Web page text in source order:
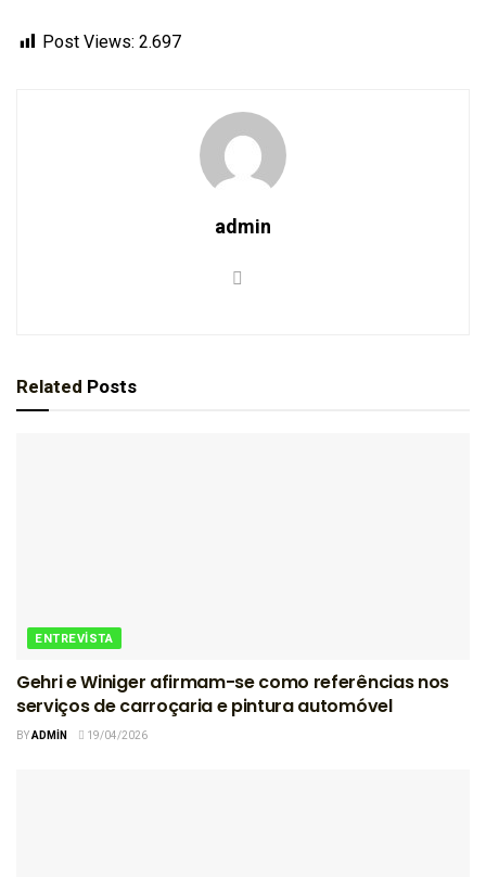
Post Views: 2.697
admin
Related Posts
ENTREVISTA
Gehri e Winiger afirmam-se como referências nos
serviços de carroçaria e pintura automóvel
BYADMIN 19/04/2026